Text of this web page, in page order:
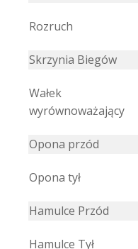
Rozruch
Skrzynia Biegów
Wałek
wyrównoważający
Opona przód
Opona tył
Hamulce Przód
Hamulce Tył